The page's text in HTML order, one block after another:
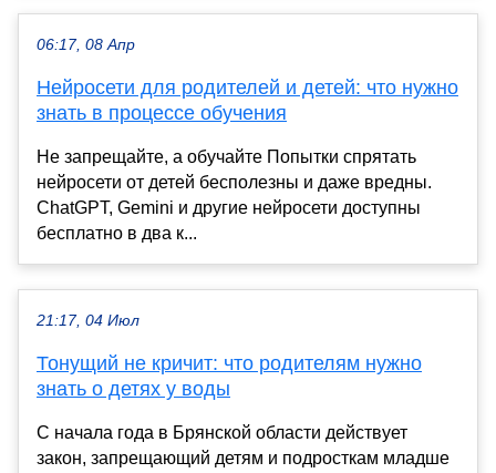
06:17, 08 Апр
Нейросети для родителей и детей: что нужно
знать в процессе обучения
Не запрещайте, а обучайте Попытки спрятать
нейросети от детей бесполезны и даже вредны.
ChatGPT, Gemini и другие нейросети доступны
бесплатно в два к...
21:17, 04 Июл
Тонущий не кричит: что родителям нужно
знать о детях у воды
С начала года в Брянской области действует
закон, запрещающий детям и подросткам младше